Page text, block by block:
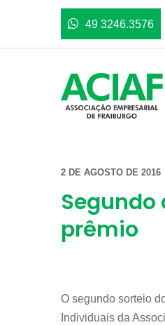
49 3246.3576
2 DE AGOSTO DE 2016
Segundo
prêmio
O segundo sorteio
Individuais da